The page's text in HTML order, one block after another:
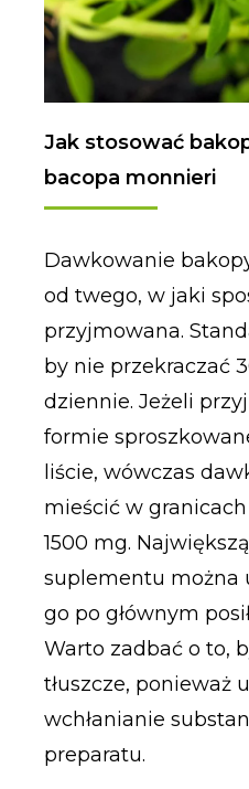
Jak stosować
bacopa monnieri
Dawkowanie
od twego, w jaki
przyjmowana.
by nie przekraczać
dziennie. Jeżeli
formie
liście, wówczas
mieścić w
1500 mg.
suplementu można
go po głównym
Warto zadbać o to,
tłuszcze, ponieważ
wchłanianie
preparatu.